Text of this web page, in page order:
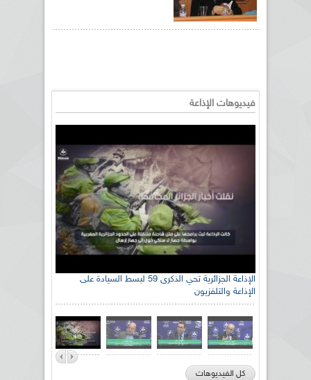
فيديوهات الإذاعة
الإذاعة الجزائرية تحي الذكرى 59 لبسط السيادة على
الإذاعة والتلفزيون
كل الفيديوهات